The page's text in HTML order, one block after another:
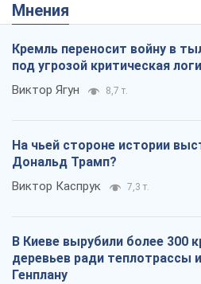
Мнения
Кремль переносит войну в
под угрозой критическая
Виктор Ягун 8,7 т.
На чьей стороне истории
Дональд Трамп?
Виктор Каспрук 7,3 т.
В Киеве вырубили более 300
деревьев ради теплотрассы
Генплану